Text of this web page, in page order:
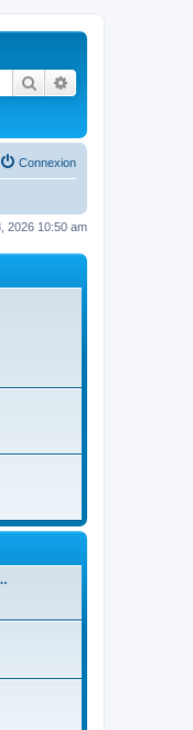
Rechercher
Connexion
2026 10:50 am